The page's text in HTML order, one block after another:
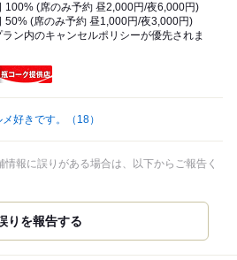
100% (席のみ予約 昼2,000円/夜6,000円)
50% (席のみ予約 昼1,000円/夜3,000円)
ン内のキャンセルポリシーが優先されま
好きです。 （18）
報に誤りがある場合は、以下からご報告く
りを報告する